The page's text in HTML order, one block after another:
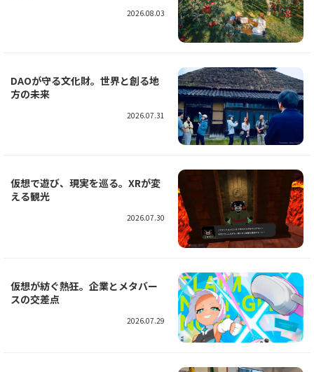
2026.08.03
DAOが守る文化財。世界と創る地
方の未来
2026.07.31
仮想で遊び、現実を巡る。XRが変
える観光
2026.07.30
仮想が紡ぐ熱狂。企業とメタバー
スの交差点
2026.07.29